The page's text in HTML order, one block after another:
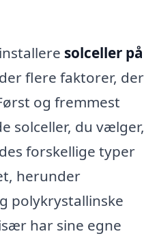
solceller på
flere faktorer, der
og fremmest
solceller, du vælger,
forskellige typer
herunder
polykrystallinske
har sine egne